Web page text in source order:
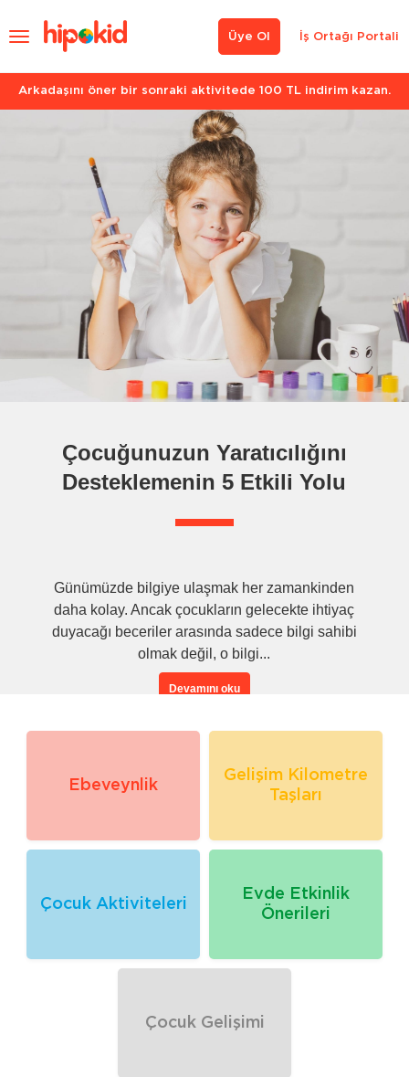
İş Ortağı Portali
Üye Ol
Arkadaşını öner bir sonraki aktivitede 100 TL indirim kazan.
Çocuğunuzun Yaratıcılığını
Desteklemenin 5 Etkili Yolu
Günümüzde bilgiye ulaşmak her zamankinden
daha kolay. Ancak çocukların gelecekte ihtiyaç
duyacağı beceriler arasında sadece bilgi sahibi
olmak değil, o bilgi...
Devamını oku
Ebeveynlik
Gelişim Kilometre
Taşları
Çocuk Aktiviteleri
Evde Etkinlik
Önerileri
Çocuk Gelişimi